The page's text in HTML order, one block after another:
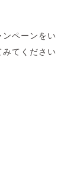
ンペーンをい
みてください